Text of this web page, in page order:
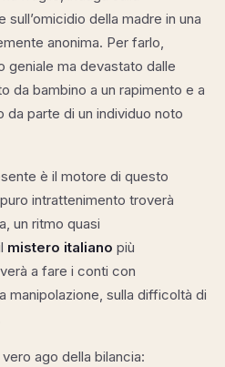
della madre in una
anonima. Per farlo,
geniale ma devastato dalle
da bambino a un rapimento e a
da parte di un individuo noto
è il motore di questo
intrattenimento troverà
un ritmo quasi
mistero italiano più
a fare i conti con
manipolazione, sulla difficoltà di
ago della bilancia: